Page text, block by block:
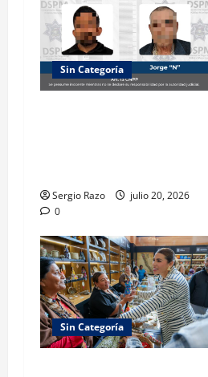
n
Sin Categoría
Sergio Razo
julio 20, 2026
0
Sin Categoría